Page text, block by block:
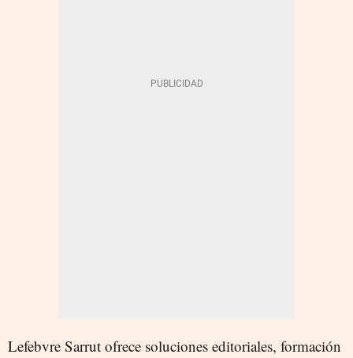
Lefebvre Sarrut ofrece soluciones editoriales, formación